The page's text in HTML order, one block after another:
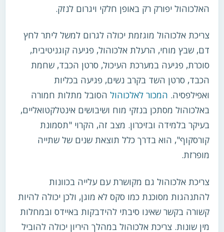
האלכוהול יפורק רק באופן חלקי ויגרום לנזק.
צריכת אלכוהול מוגזמת יכולה לגרום למשל ליתר לחץ
דם, שבץ מוחי, הרעלת אלכוהול, פגיעה קוגניטיבית,
סוכרת, פגיעה במערכת העיכול, סרטן הכבד, שחמת
הכבד, סרטן השד בקרב נשים, פגיעה בכליות
ואפילפסיה. המכור לאלכוהול הסובל מתלות חמורה
באלכוהול מסתכן בנזקי מוח ושיבושים אינטלקטואליים,
בעיקר בלמידה ובזיכרון. מצב זה, הקרוי "תסמונת
קורסקוף", הוא בדרך כלל תוצאת שנים של שתייה
מופרזת.
צריכת אלכוהול גם מקושרת עם עלייה בכוונות
להתנהגות מסוכנת כמו סקס לא מוגן, ולכן יכולה להיות
קשורה בקשר שאינו סיבתי להידבקות באיידס ובמחלות
מין שונות. צריכת אלכוהול במהלך היריון יכולה להוביל